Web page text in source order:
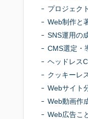
プロジェク
Web制作と
SNS運用の
CMS選定・
ヘッドレス
クッキーレ
Webサイト
Web動画作
Web広告こ